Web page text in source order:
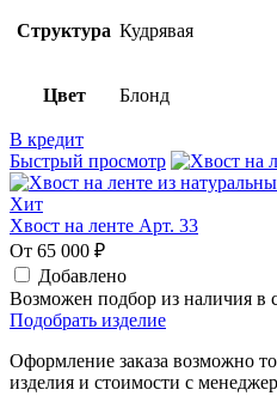
Структура Кудрявая
Цвет Блонд
В кредит
Быстрый просмотр
Хит
Хвост на ленте Арт. 33
От 65 000 ₽
Добавлено
Возможен подбор из наличия в
Подобрать изделие
Оформление заказа возможно
изделия и стоимости с